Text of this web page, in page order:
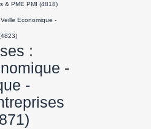
& PME PMI (4818)
Economique -
:
-
-